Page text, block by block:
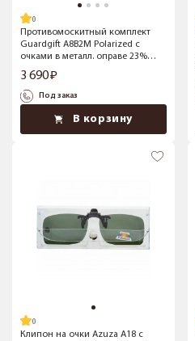
Противомоскитный комплект
Guardgift А8В2М Polarized с
очками в металл. оправе 23%
(коричневые линзы)
3 690
Под заказ
В корзину
Клипон на очки Azuza А18 с